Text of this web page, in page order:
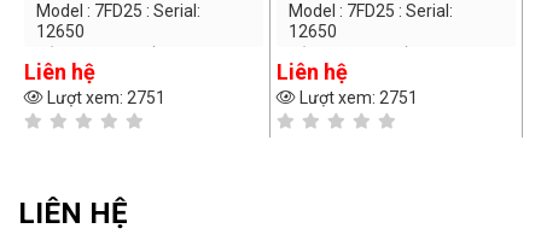
Model : 7FD25 : Serial:
12650
Tầm nâng cao: 3.m
Thời gian bảo hành: 06
tháng – cho toàn bộ xe
Liên hệ
Lượt xem: 2751
Model : 7FD25 : Serial:
12650
Tầm nâng cao: 3.m
Thời gian bảo hành: 06
tháng – cho toàn bộ xe
Liên hệ
Lượt xem: 2751
LIÊN HỆ